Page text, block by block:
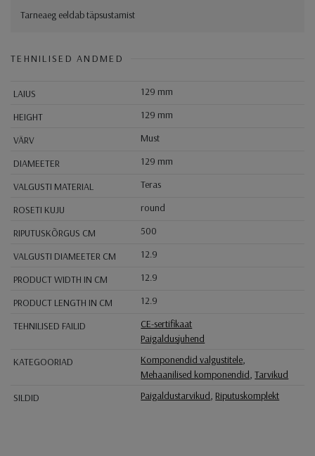
Tarneaeg eeldab täpsustamist
TEHNILISED ANDMED
LAIUS
129 mm
HEIGHT
129 mm
VÄRV
Must
DIAMEETER
129 mm
VALGUSTI MATERIAL
Teras
ROSETI KUJU
round
RIPUTUSKÕRGUS CM
500
VALGUSTI DIAMEETER CM
12.9
PRODUCT WIDTH IN CM
12.9
PRODUCT LENGTH IN CM
12.9
TEHNILISED FAILID
CE-sertifikaat
Paigaldusjuhend
KATEGOORIAD
Komponendid valgustitele,
Mehaanilised komponendid,Tarvikud
SILDID
Paigaldustarvikud, Riputuskomplekt